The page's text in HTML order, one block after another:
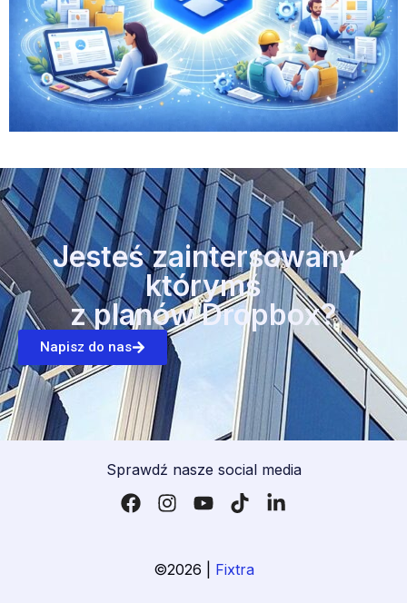
Jesteś zaintersowany
którymś
z planów Dropbox?
Napisz do nas
Sprawdź nasze social media
©2026 | Fixtra